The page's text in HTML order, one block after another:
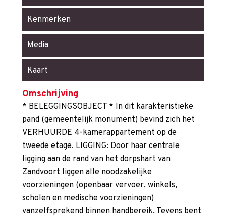
Kenmerken
Media
Kaart
Omschrijving
* BELEGGINGSOBJECT * In dit karakteristieke
pand (gemeentelijk monument) bevind zich het
VERHUURDE 4-kamerappartement op de
tweede etage. LIGGING: Door haar centrale
ligging aan de rand van het dorpshart van
Zandvoort liggen alle noodzakelijke
voorzieningen (openbaar vervoer, winkels,
scholen en medische voorzieningen)
vanzelfsprekend binnen handbereik. Tevens bent